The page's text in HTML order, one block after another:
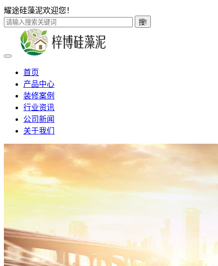
耀途硅藻泥欢迎您！
搜!
首页
产品中心
装修案例
行业资讯
公司新闻
关于我们